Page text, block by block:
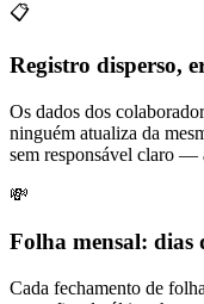
📋
Registro disperso,
Os dados dos
ninguém atualiza da
sem responsável claro —
💸
Folha mensal: dias
Cada fechamento de